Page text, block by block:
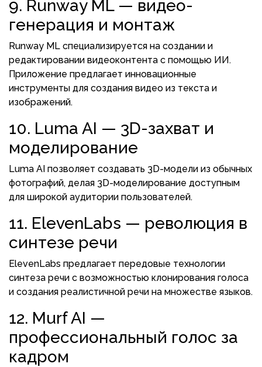
9. Runway ML — видео-
генерация и монтаж
Runway ML специализируется на создании и
редактировании видеоконтента с помощью ИИ.
Приложение предлагает инновационные
инструменты для создания видео из текста и
изображений.
10. Luma AI — 3D-захват и
моделирование
Luma AI позволяет создавать 3D-модели из обычных
фотографий, делая 3D-моделирование доступным
для широкой аудитории пользователей.
11. ElevenLabs — революция в
синтезе речи
ElevenLabs предлагает передовые технологии
синтеза речи с возможностью клонирования голоса
и создания реалистичной речи на множестве языков.
12. Murf AI —
профессиональный голос за
кадром